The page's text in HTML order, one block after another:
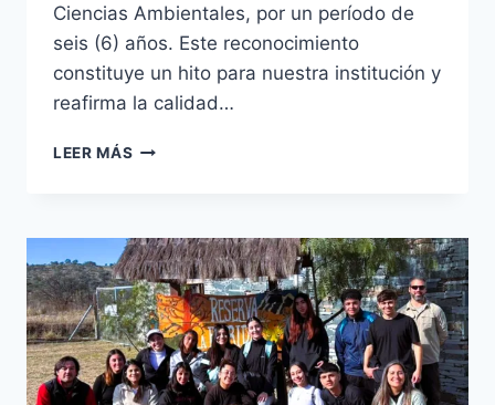
Ciencias Ambientales, por un período de
seis (6) años. Este reconocimiento
constituye un hito para nuestra institución y
reafirma la calidad…
LEER MÁS LA
DE
LA
UNVIME
FUE
ACREDITADA
POR
CONEAU